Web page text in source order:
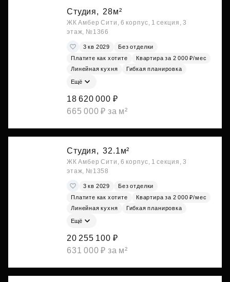
Студия, 28м²
ЖК Амбер Сити, 6 корпус, 1 секция, 3
этаж, №1366
3 кв 2029
Без отделки
Платите как хотите
Квартира за 2 000 ₽/мес
Линейная кухня
Гибкая планировка
Ещё
18 620 000 ₽
665 000 ₽ за м²
Студия, 32.1м²
ЖК Амбер Сити, 6 корпус, 1 секция, 3
этаж, №1358
3 кв 2029
Без отделки
Платите как хотите
Квартира за 2 000 ₽/мес
Линейная кухня
Гибкая планировка
Ещё
20 255 100 ₽
631 000 ₽ за м²